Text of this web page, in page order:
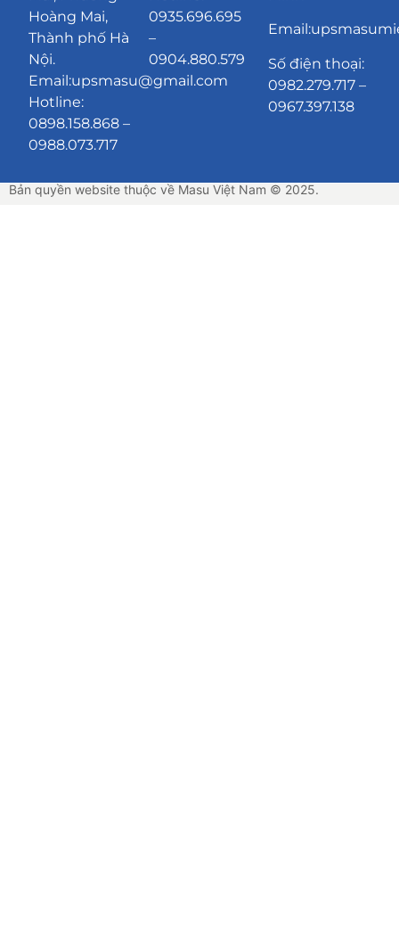
Hoàng Mai,
Thành phố Hà
Nội.
Email:upsmasu@gmail.com
Hotline:
0898.158.868 –
0988.073.717
0935.696.695
–
0904.880.579
Số điện thoại:
0982.279.717 –
0967.397.138
Bản quyền website thuộc về Masu Việt Nam © 2025.